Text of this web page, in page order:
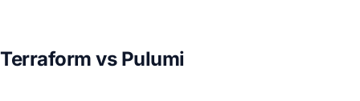
Terraform vs Pulumi